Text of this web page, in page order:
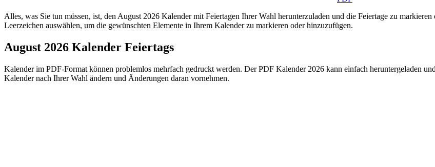
Alles, was Sie tun müssen, ist, den August 2026 Kalender mit Feiertagen Ihrer Wahl herunterzuladen und die Feiertage zu
Leerzeichen auswählen, um die gewünschten Elemente in Ihrem Kalender zu markieren oder hinzuzufügen.
August 2026 Kalender Feiertags
Kalender im PDF-Format können problemlos mehrfach gedruckt werden. Der PDF Kalender 2026 kann einfach heruntergeladen
Kalender nach Ihrer Wahl ändern und Änderungen daran vornehmen.